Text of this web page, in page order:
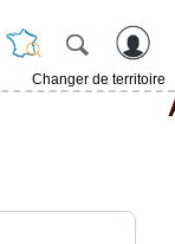
Changer de territoire